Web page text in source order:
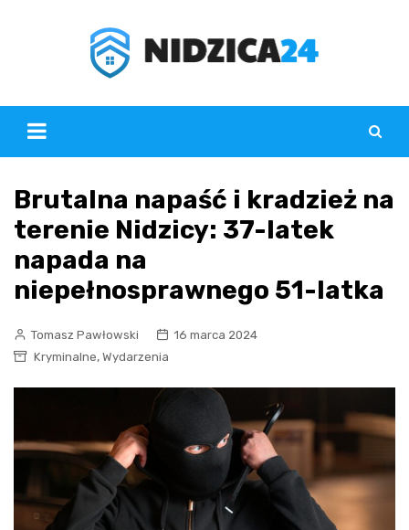
Brutalna napaść i kradzież na
terenie Nidzicy: 37-latek
napada na
niepełnosprawnego 51-latka
Tomasz Pawłowski
16 marca 2024
Kryminalne, Wydarzenia